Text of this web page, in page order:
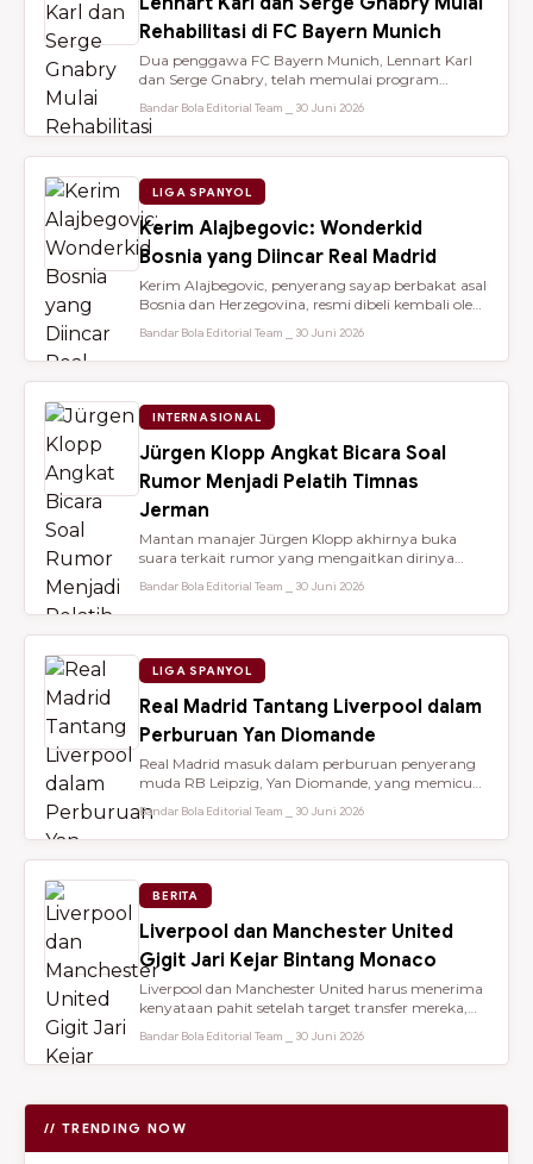
Rehabilitasi di FC Bayern Munich
Dua penggawa FC Bayern Munich, Lennart Karl
dan Serge Gnabry, telah memulai program
Bandar Bola Editorial Team ⎯ 30 Juni 2026
LIGA SPANYOL
Kerim Alajbegovic: Wonderkid
Bosnia yang Diincar Real Madrid
Kerim Alajbegovic, penyerang sayap berbakat asal
Bosnia dan Herzegovina, resmi dibeli kembali oleh
Bandar Bola Editorial Team ⎯ 30 Juni 2026
INTERNASIONAL
Jürgen Klopp Angkat Bicara Soal
Rumor Menjadi Pelatih Timnas
Jerman
Mantan manajer Jürgen Klopp akhirnya buka
suara terkait rumor yang mengaitkan dirinya
Bandar Bola Editorial Team ⎯ 30 Juni 2026
LIGA SPANYOL
Real Madrid Tantang Liverpool dalam
Perburuan Yan Diomande
Real Madrid masuk dalam perburuan penyerang
muda RB Leipzig, Yan Diomande, yang memicu
Bandar Bola Editorial Team ⎯ 30 Juni 2026
BERITA
Liverpool dan Manchester United
Gigit Jari Kejar Bintang Monaco
Liverpool dan Manchester United harus menerima
kenyataan pahit setelah target transfer mereka,
Bandar Bola Editorial Team ⎯ 30 Juni 2026
// TRENDING NOW